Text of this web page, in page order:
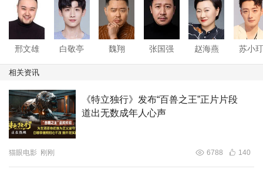
邢文雄 白敬亭 魏翔 张国强 赵海燕 苏小
相关资讯
《特立独行》发布“百兽之王”正片片段
道出无数成年人心声
猫眼电影 刚刚 6788 140